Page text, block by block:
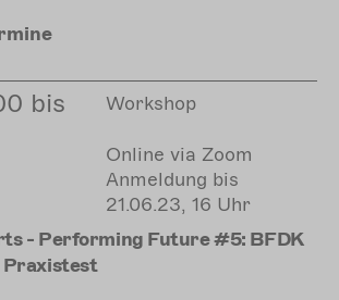
bis
Workshop
Online via Zoom
Anmeldung bis
21.06.23, 16 Uhr
- Performing Future #5: BFDK
Praxistest